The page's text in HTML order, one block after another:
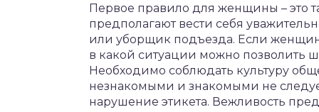
Первое правило для женщины – это
предполагают вести себя
или уборщик подъезда. Если
в какой ситуации можно позволить
Необходимо соблюдать культуру
незнакомыми и знакомыми не
нарушение этикета. Вежливость